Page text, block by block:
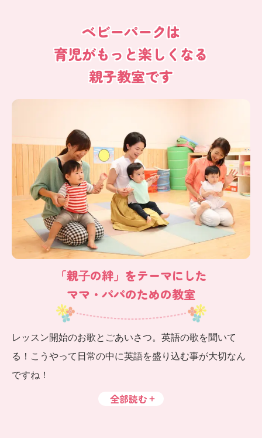
ベビーパークは
育児がもっと楽しくなる
親子教室です
「親⼦の絆」をテーマにした
ママ・パパのための教室
レッスン開始のお歌とごあいさつ。英語の歌を聞いて
る！こうやって日常の中に英語を盛り込む事が大切なん
ですね！
全部読む